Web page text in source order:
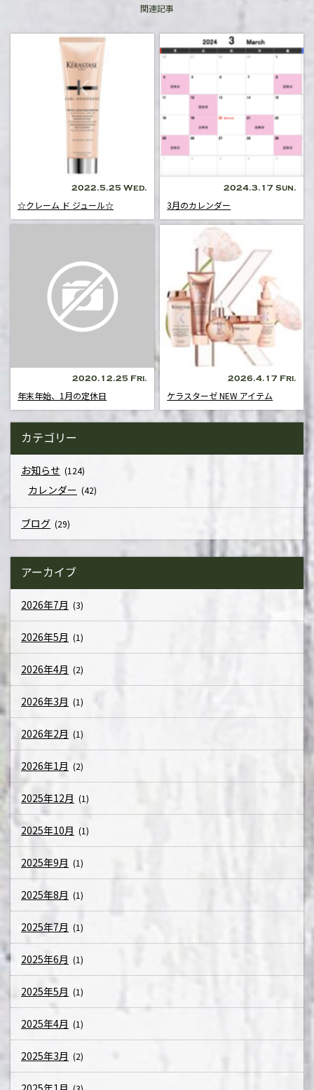
関連記事
2022.5.25 Wed.
☆クレーム ド ジュール☆
2024.3.17 Sun.
3月のカレンダー
2020.12.25 Fri.
年末年始、1月の定休日
2026.4.17 Fri.
ケラスターゼ NEW アイテム
カテゴリー
お知らせ (124)
カレンダー (42)
ブログ (29)
アーカイブ
2026年7月 (3)
2026年5月 (1)
2026年4月 (2)
2026年3月 (1)
2026年2月 (1)
2026年1月 (2)
2025年12月 (1)
2025年10月 (1)
2025年9月 (1)
2025年8月 (1)
2025年7月 (1)
2025年6月 (1)
2025年5月 (1)
2025年4月 (1)
2025年3月 (2)